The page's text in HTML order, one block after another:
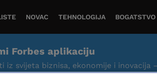
NOVAC TEHNOLOGIJA BOGATSTVO
Forbes aplikaciju
iz svijeta biznisa, ekonomije i inovacija